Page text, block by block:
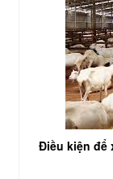
Điều kiện để